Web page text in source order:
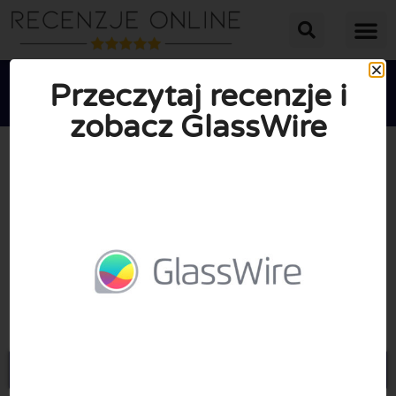

Przeczytaj recenzje i
zobacz GlassWire